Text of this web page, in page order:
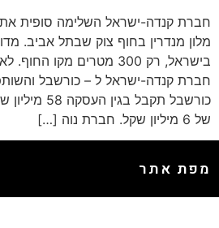
חברת קנדה-ישראל השלימה סופית את
מלון מנדרין בחוף צוק שבתל אביב.
בישראל, רק 300 מטרים
חברת קנדה-ישראל ל – כורשבל
כורשבל תקבל
של 6 מיליון שקל. חברת נוה […]
מפת אתר